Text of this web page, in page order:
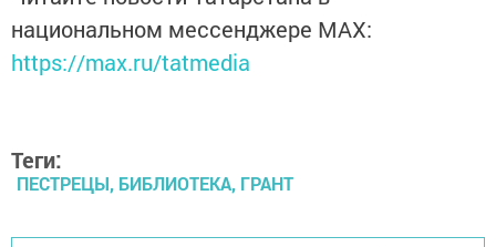
национальном мессенджере MАХ:
https://max.ru/tatmedia
Теги:
ПЕСТРЕЦЫ, БИБЛИОТЕКА, ГРАНТ